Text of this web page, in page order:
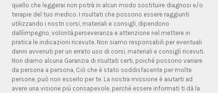
quello che leggerai non potrà in alcun modo sostituire diagnosi e/o
terapie del tuo medico. I risultati che possono essere raggiunti
utilizzando i nostri corsi, materiali e consigli, dipendono
dallíimpegno, volontà,perseveranza e attenzione nel mettere in
pratica le indicazioni ricevute. Non siamo responsabili per eventuali
danni avvenuti per un errato uso di corsi, materiali e consigli ricevuti.
Non diamo alcuna Garanzia di risultati certi, poiché possono variare
da persona a persona, Ciò che è stato soddisfacente per molte
persone, può non esserlo per te. La nostra missione è aiutarti ad
avere una visione più consapevole, perché essere informati ti dà la